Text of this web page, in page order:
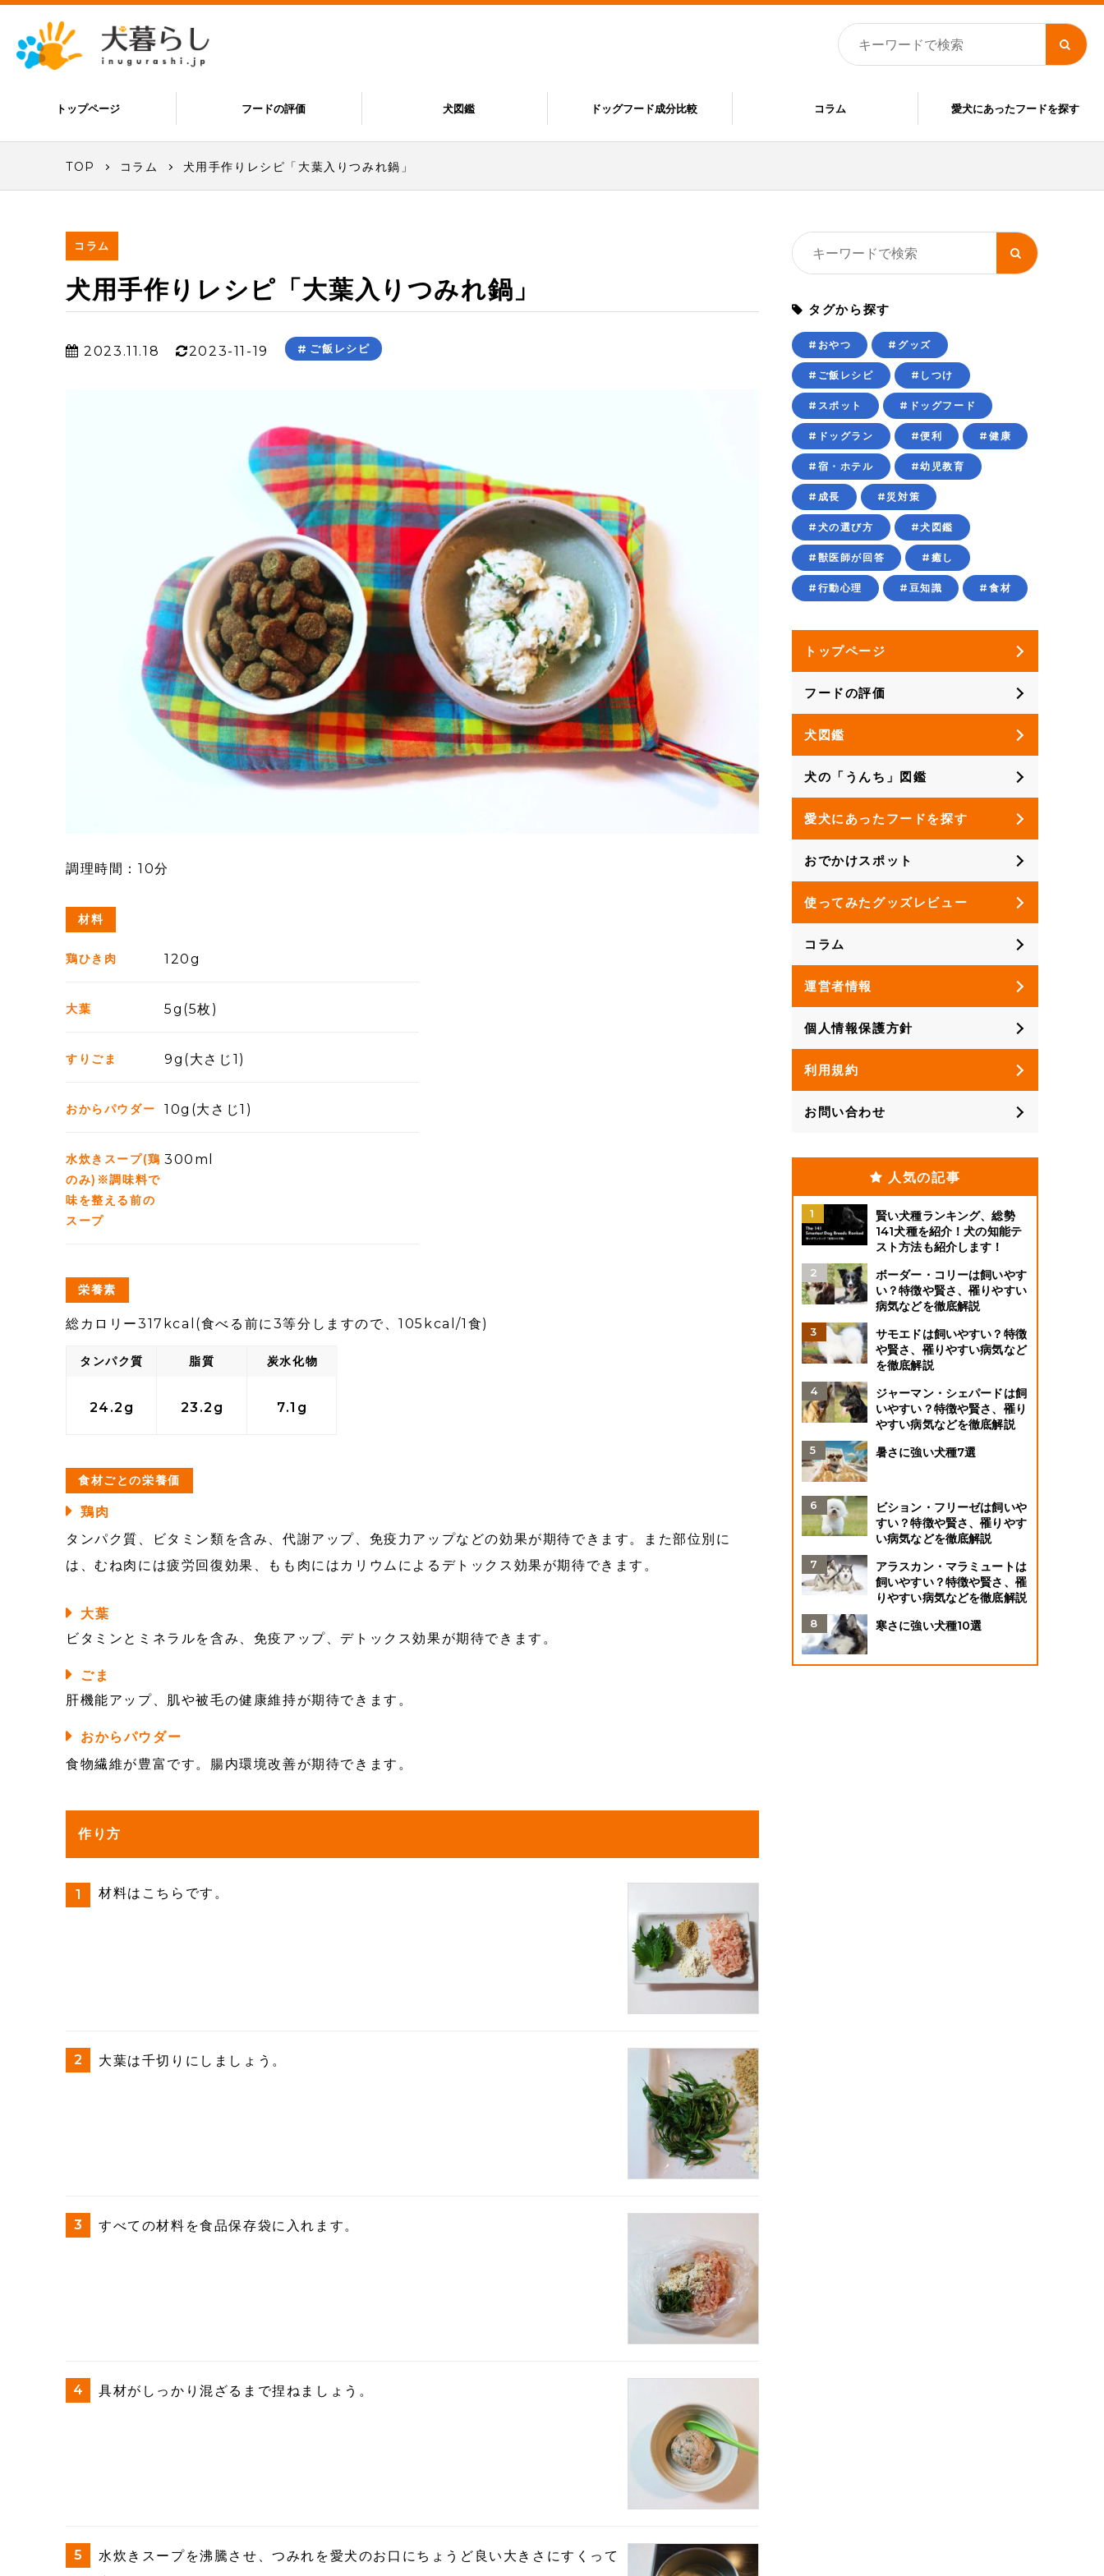
トップページ フードの評価 犬図鑑 ドッグフード成分比較 コラム 愛犬にあったフードを探す
TOP コラム 犬用手作りレシピ「大葉入りつみれ鍋」
コラム
犬用手作りレシピ「大葉入りつみれ鍋」
2023.11.18 2023-11-19 ご飯レシピ
調理時間：10分
材料
鶏ひき肉 120g
大葉 5g(5枚)
すりごま 9g(大さじ1)
おからパウダー 10g(大さじ1)
水炊きスープ(鶏
のみ)※調味料で
味を整える前の
スープ
300ml
栄養素
総カロリー317kcal(食べる前に3等分しますので、105kcal/1食)
タンパク質
24.2g
脂質
23.2g
炭水化物
7.1g
食材ごとの栄養価
鶏肉
タンパク質、ビタミン類を含み、代謝アップ、免疫力アップなどの効果が期待できます。また部位別に
は、むね肉には疲労回復効果、もも肉にはカリウムによるデトックス効果が期待できます。
大葉
ビタミンとミネラルを含み、免疫アップ、デトックス効果が期待できます。
ごま
肝機能アップ、肌や被毛の健康維持が期待できます。
おからパウダー
食物繊維が豊富です。腸内環境改善が期待できます。
作り方
材料はこちらです。
大葉は千切りにしましょう。
すべての材料を食品保存袋に入れます。
具材がしっかり混ざるまで捏ねましょう。
水炊きスープを沸騰させ、つみれを愛犬のお口にちょうど良い大きさにすくって
タグから探す
#おやつ #グッズ
#ご飯レシピ #しつけ
#スポット #ドッグフード
#ドッグラン #便利 #健康
#宿・ホテル #幼児教育
#成長 #災対策
#犬の選び方 #犬図鑑
#獣医師が回答 #癒し
#行動心理 #豆知識 #食材
トップページ
フードの評価
犬図鑑
犬の「うんち」図鑑
愛犬にあったフードを探す
おでかけスポット
使ってみたグッズレビュー
コラム
運営者情報
個人情報保護方針
利用規約
お問い合わせ
人気の記事
賢い犬種ランキング、総勢
141犬種を紹介！犬の知能テ
スト方法も紹介します！
ボーダー・コリーは飼いやす
い？特徴や賢さ、罹りやすい
病気などを徹底解説
サモエドは飼いやすい？特徴
や賢さ、罹りやすい病気など
を徹底解説
ジャーマン・シェパードは飼
いやすい？特徴や賢さ、罹り
やすい病気などを徹底解説
暑さに強い犬種7選
ビション・フリーゼは飼いや
すい？特徴や賢さ、罹りやす
い病気などを徹底解説
アラスカン・マラミュートは
飼いやすい？特徴や賢さ、罹
りやすい病気などを徹底解説
寒さに強い犬種10選